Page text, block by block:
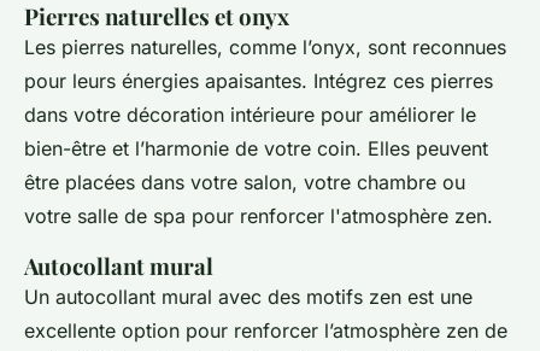
Pierres naturelles et onyx
Les pierres naturelles, comme l’onyx, sont reconnues
pour leurs énergies apaisantes. Intégrez ces pierres
dans votre décoration intérieure pour améliorer le
bien-être et l’harmonie de votre coin. Elles peuvent
être placées dans votre salon, votre chambre ou
votre salle de spa pour renforcer l'atmosphère zen.
Autocollant mural
Un autocollant mural avec des motifs zen est une
excellente option pour renforcer l’atmosphère zen de